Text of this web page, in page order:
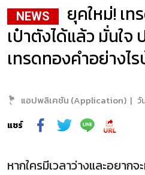
NEWS
ยุคใหม่! เ
เป๋าตังได้แล้ว มั่นใ
เทรดทองคำอย่างไ
แอปพลิเคชัน (Application) | วั
แชร์
หากใครมีเวลาว่างและอยาก